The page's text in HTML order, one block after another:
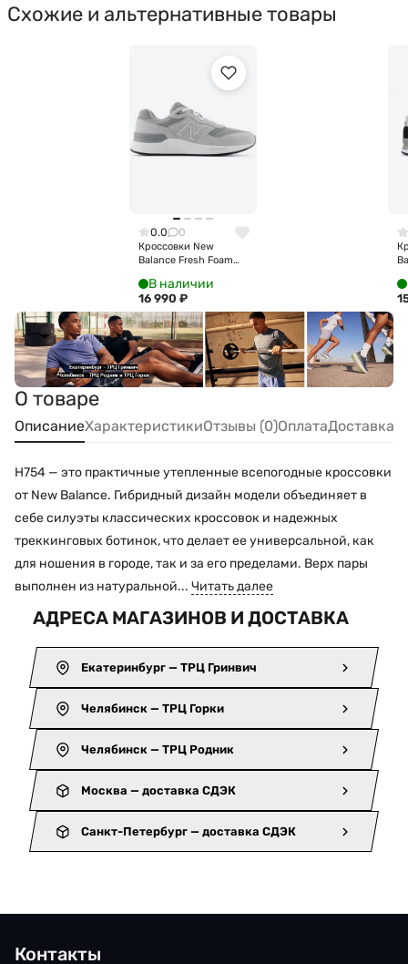
Схожие и альтернативные товары
0.0 0
Кроссовки New
Balance Fresh Foam
M8806HE
В наличии
16 990 ₽
О товаре
ОписаниеХарактеристикиОтзывы (0)ОплатаДоставка
H754 — это практичные утепленные всепогодные кроссовки
от New Balance. Гибридный дизайн модели объединяет в
себе силуэты классических кроссовок и надежных
треккинговых ботинок, что делает ее универсальной, как
для ношения в городе, так и за его пределами. Верх пары
выполнен из натуральной... Читать далее
АДРЕСА МАГАЗИНОВ И ДОСТАВКА
Екатеринбург — ТРЦ Гринвич
Челябинск — ТРЦ Горки
Челябинск — ТРЦ Родник
Москва — доставка СДЭК
Санкт-Петербург — доставка СДЭК
Контакты